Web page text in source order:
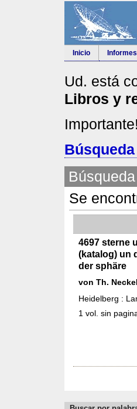
Inicio
Ud. está
Libros y
Importante!
Se
4697 sterne
(katalog) un
der sphäre
von Th.
Heidelberg :
1 vol. sin